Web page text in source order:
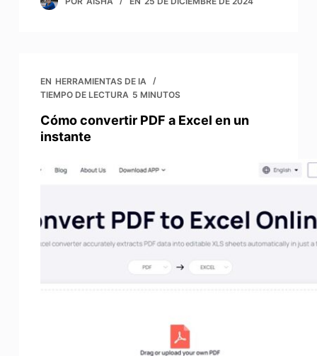
EN HERRAMIENTAS DE IA
TIEMPO DE LECTURA 5 MINUTOS
Cómo convertir PDF a Excel en un
instante